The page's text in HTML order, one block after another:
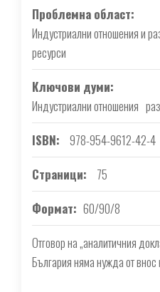
Проблемна област
Индустриални отношения и
ресурси
Ключови думи
Индустриални отношения
ISBN
978-954-9612-42-4
Страници
75
Формат 60/90/8
Отговор на „аналитичния
България няма нужда от внос